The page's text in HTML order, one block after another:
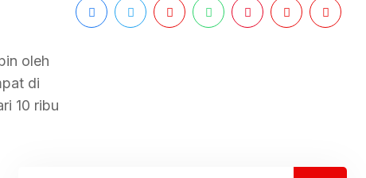
oleh
di
10 ribu